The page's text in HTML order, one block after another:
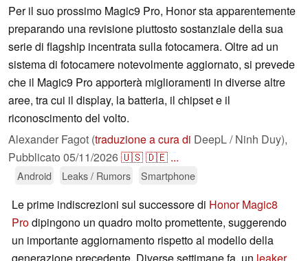
Per il suo prossimo Magic9 Pro, Honor sta apparentemente
preparando una revisione piuttosto sostanziale della sua
serie di flagship incentrata sulla fotocamera. Oltre ad un
sistema di fotocamere notevolmente aggiornato, si prevede
che il Magic9 Pro apporterà miglioramenti in diverse altre
aree, tra cui il display, la batteria, il chipset e il
riconoscimento del volto.
Alexander Fagot (traduzione a cura di DeepL / Ninh Duy),
Pubblicato 05/11/2026🇺🇸🇩🇪 ...
Android Leaks / Rumors Smartphone
Le prime indiscrezioni sul successore di Honor Magic8
Prodipingono un quadro molto promettente, suggerendo
un importante aggiornamento rispetto al modello della